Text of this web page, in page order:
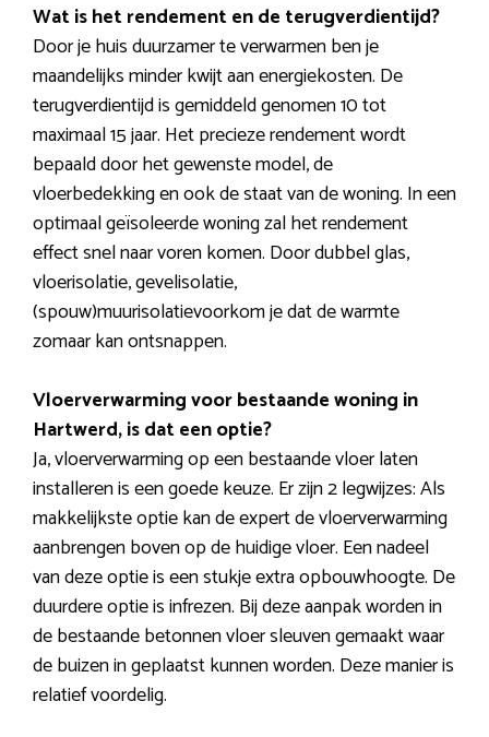
Wat is het rendement en de terugverdientijd?
Door je huis duurzamer te verwarmen ben je
maandelijks minder kwijt aan energiekosten. De
terugverdientijd is gemiddeld genomen 10 tot
maximaal 15 jaar. Het precieze rendement wordt
bepaald door het gewenste model, de
vloerbedekking en ook de staat van de woning. In een
optimaal geïsoleerde woning zal het rendement
effect snel naar voren komen. Door dubbel glas,
vloerisolatie, gevelisolatie,
(spouw)muurisolatievoorkom je dat de warmte
zomaar kan ontsnappen.
Vloerverwarming voor bestaande woning in
Hartwerd, is dat een optie?
Ja, vloerverwarming op een bestaande vloer laten
installeren is een goede keuze. Er zijn 2 legwijzes: Als
makkelijkste optie kan de expert de vloerverwarming
aanbrengen boven op de huidige vloer. Een nadeel
van deze optie is een stukje extra opbouwhoogte. De
duurdere optie is infrezen. Bij deze aanpak worden in
de bestaande betonnen vloer sleuven gemaakt waar
de buizen in geplaatst kunnen worden. Deze manier is
relatief voordelig.